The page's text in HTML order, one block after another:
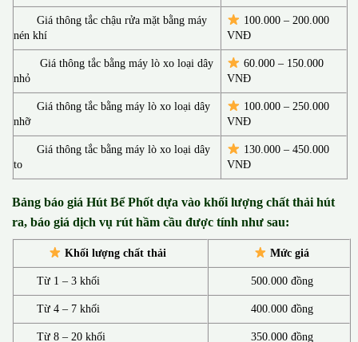
Giá thông tắc chậu rửa mặt bằng máy
nén khí
100.000 – 200.000
VNĐ
Giá thông tắc bằng máy lò xo loại dây
nhỏ
60.000 – 150.000
VNĐ
Giá thông tắc bằng máy lò xo loại dây
nhỡ
100.000 – 250.000
VNĐ
Giá thông tắc bằng máy lò xo loại dây
to
130.000 –450.000
VNĐ
Bảng báo giá Hút Bể Phốt dựa vào khối lượng chất thải hút
ra, báo giá dịch vụ rút hầm cầu được tính như sau:
Khối lượng chất thải Mức giá
Từ 1 – 3 khối 500.000 đồng
Từ 4 – 7 khối 400.000 đồng
Từ 8 – 20 khối 350.000 đồng